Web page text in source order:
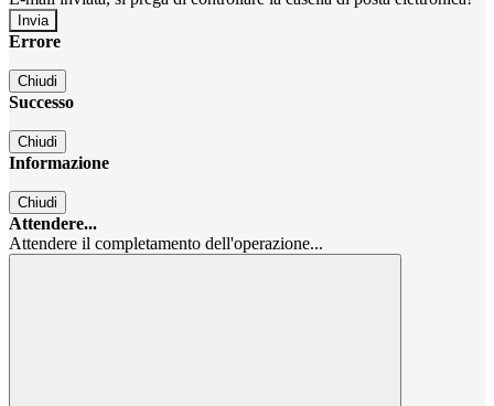
Errore
Chiudi
Successo
Chiudi
Informazione
Chiudi
Attendere...
Attendere il completamento dell'operazione...